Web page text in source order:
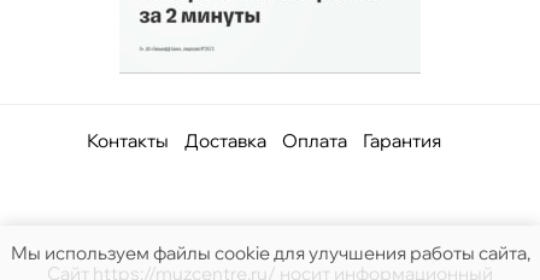
Контакты Доставка Оплата Гарантия
Сайт https://muzcentre.ru/ носит информационный
Мы используем файлы cookie для улучшения работы сайта,